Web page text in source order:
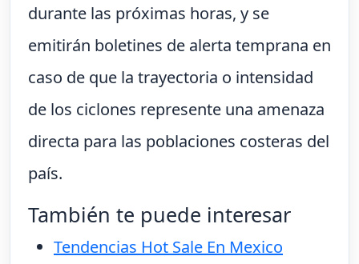
durante las próximas horas, y se
emitirán boletines de alerta temprana en
caso de que la trayectoria o intensidad
de los ciclones represente una amenaza
directa para las poblaciones costeras del
país.
También te puede interesar
Tendencias Hot Sale En Mexico